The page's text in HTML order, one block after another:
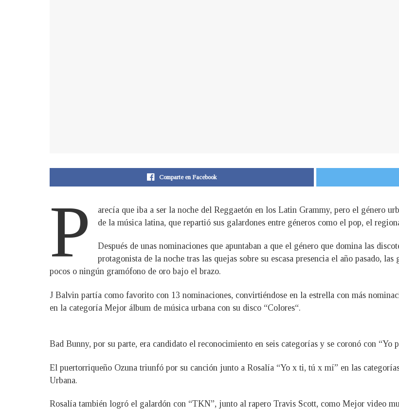
Comparte en Facebook
P
arecía que iba a ser la noche del Reggaetón en los Latin Grammy, pero el género
de la música latina, que repartió sus galardones entre géneros como el pop, el
Después de unas nominaciones que apuntaban a que el género que domina las
protagonista de la noche tras las quejas sobre su escasa presencia el año pasado,
pocos o ningún gramófono de oro bajo el brazo.
J Balvin partía como favorito con 13 nominaciones, convirtiéndose en la estrella con más
en la categoría Mejor álbum de música urbana con su disco “Colores“.
Bad Bunny, por su parte, era candidato el reconocimiento en seis categorías y se coronó con “Yo
El puertorriqueño Ozuna triunfó por su canción junto a Rosalía “Yo x ti, tú x mí” en las
Urbana.
Rosalía también logró el galardón con “TKN”, junto al rapero Travis Scott, como Mejor video